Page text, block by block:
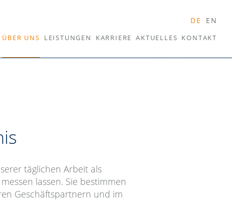
DE EN
ÜBER UNS LEISTUNGEN KARRIERE AKTUELLES KONTAKT
täglichen Arbeit als
lassen. Sie bestimmen
Geschäftspartnern und im